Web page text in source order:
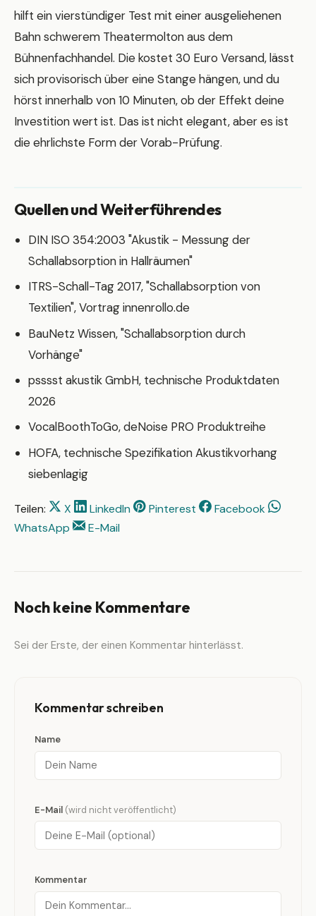
hilft ein vierstündiger Test mit einer ausgeliehenen
Bahn schwerem Theatermolton aus dem
Bühnenfachhandel. Die kostet 30 Euro Versand, lässt
sich provisorisch über eine Stange hängen, und du
hörst innerhalb von 10 Minuten, ob der Effekt deine
Investition wert ist. Das ist nicht elegant, aber es ist
die ehrlichste Form der Vorab-Prüfung.
Quellen und Weiterführendes
DIN ISO 354:2003 "Akustik - Messung der
Schallabsorption in Hallräumen"
ITRS-Schall-Tag 2017, "Schallabsorption von
Textilien", Vortrag innenrollo.de
BauNetz Wissen, "Schallabsorption durch
Vorhänge"
psssst akustik GmbH, technische Produktdaten
2026
VocalBoothToGo, deNoise PRO Produktreihe
HOFA, technische Spezifikation Akustikvorhang
siebenlagig
Teilen: X LinkedIn Pinterest
Facebook
WhatsApp
E-Mail
Noch keine Kommentare
Sei der Erste, der einen Kommentar hinterlässt.
Kommentar schreiben
Name
E-Mail (wird nicht veröffentlicht)
Kommentar